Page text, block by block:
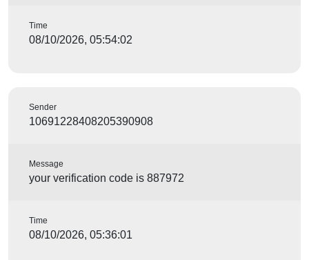
Time
08/10/2026, 05:54:02
Sender
10691228408205390908
Message
your verification code is 887972
Time
08/10/2026, 05:36:01